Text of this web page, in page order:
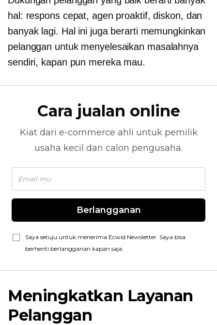
hal: respons cepat, agen proaktif, diskon, dan
banyak lagi. Hal ini juga berarti memungkinkan
pelanggan untuk menyelesaikan masalahnya
sendiri, kapan pun mereka mau.
Cara jualan online
Kiat dari e-commerce ahli untuk pemilik
usaha kecil dan calon pengusaha.
Berlangganan
Saya setuju untuk menerima Ecwid Newsletter. Saya bisa
berhenti berlangganan kapan saja.
Meningkatkan Layanan
Pelanggan